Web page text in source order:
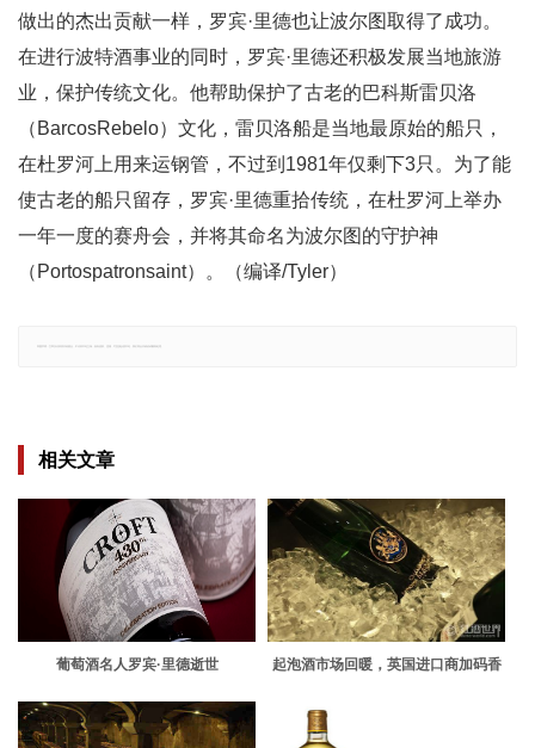
做出的杰出贡献一样，罗宾·里德也让波尔图取得了成功。
在进行波特酒事业的同时，罗宾·里德还积极发展当地旅游
业，保护传统文化。他帮助保护了古老的巴科斯雷贝洛
（BarcosRebelo）文化，雷贝洛船是当地最原始的船只，
在杜罗河上用来运钢管，不过到1981年仅剩下3只。为了能
使古老的船只留存，罗宾·里德重拾传统，在杜罗河上举办
一年一度的赛舟会，并将其命名为波尔图的守护神
（Portospatronsaint）。（编译/Tyler）
相关文章
葡萄酒名人罗宾·里德逝世
起泡酒市场回暖，英国进口商加码香